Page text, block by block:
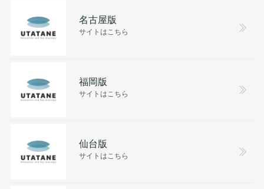
名古屋版
サイトはこちら
福岡版
サイトはこちら
仙台版
サイトはこちら